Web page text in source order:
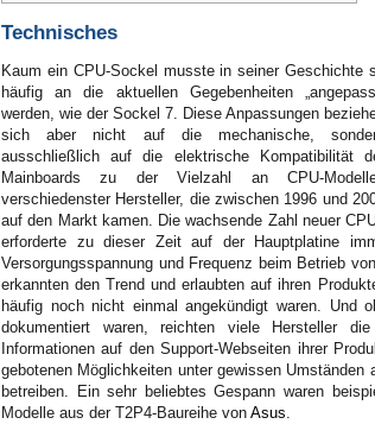
Technisches
Kaum ein CPU-Sockel musste in seiner Geschichte
häufig an die aktuellen Gegebenheiten
werden, wie der Sockel 7. Diese Anpassungen
sich aber nicht auf die mechanische,
ausschließlich auf die elektrische Kompatibilität
Mainboards zu der Vielzahl an CPU-
verschiedenster Hersteller, die zwischen 1996 und
auf den Markt kamen. Die wachsende Zahl neuer
erforderte zu dieser Zeit auf der Hauptplatine
Versorgungsspannung und Frequenz beim Betrieb
erkannten den Trend und erlaubten auf ihren
häufig noch nicht einmal angekündigt waren. Und
dokumentiert waren, reichten viele Hersteller
Informationen auf den Support-Webseiten ihrer
gebotenen Möglichkeiten unter gewissen
betreiben. Ein sehr beliebtes Gespann waren
Modelle aus der T2P4-Baureihe von Asus.